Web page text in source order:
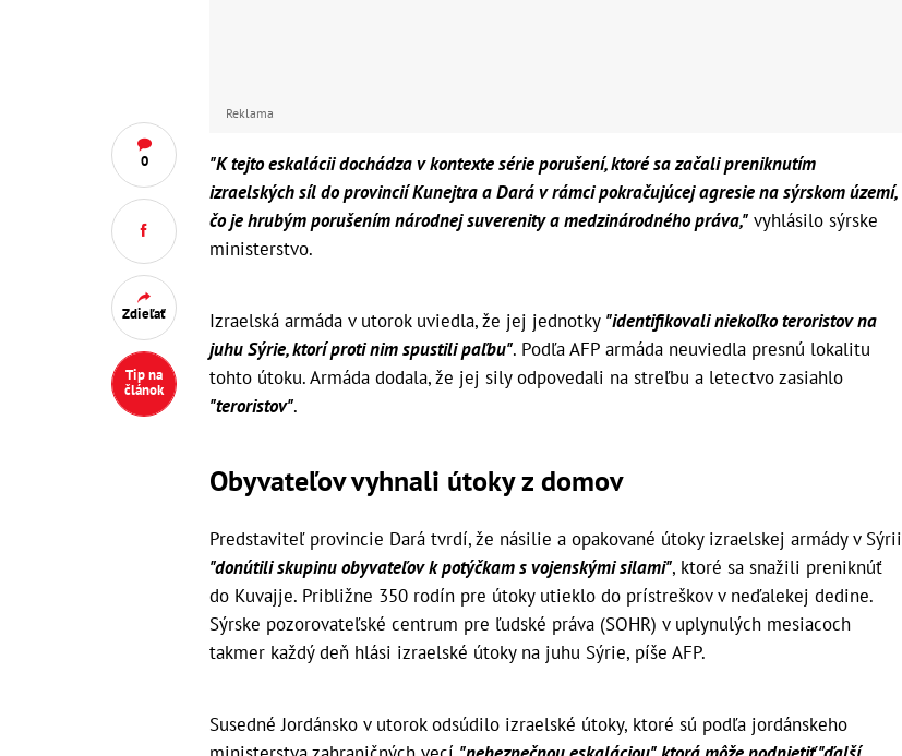
0
Zdieľať
Tip na
článok
Reklama
"K tejto eskalácii dochádza v kontexte série porušení, ktoré sa začali preniknutím
izraelských síl do provincií Kunejtra a Dará v rámci pokračujúcej agresie na sýrskom území,
čo je hrubým porušením národnej suverenity a medzinárodného práva," vyhlásilo sýrske
ministerstvo.
Izraelská armáda v utorok uviedla, že jej jednotky "identifikovali niekoľko teroristov na
juhu Sýrie, ktorí proti nim spustili paľbu". Podľa AFP armáda neuviedla presnú lokalitu
tohto útoku. Armáda dodala, že jej sily odpovedali na streľbu a letectvo zasiahlo
"teroristov".
Obyvateľov vyhnali útoky z domov
Predstaviteľ provincie Dará tvrdí, že násilie a opakované útoky izraelskej armády v Sýrii
"donútili skupinu obyvateľov k potýčkam s vojenskými silami", ktoré sa snažili preniknúť
do Kuvajje. Približne 350 rodín pre útoky utieklo do prístreškov v neďalekej dedine.
Sýrske pozorovateľské centrum pre ľudské práva (SOHR) v uplynulých mesiacoch
takmer každý deň hlási izraelské útoky na juhu Sýrie, píše AFP.
Susedné Jordánsko v utorok odsúdilo izraelské útoky, ktoré sú podľa jordánskeho